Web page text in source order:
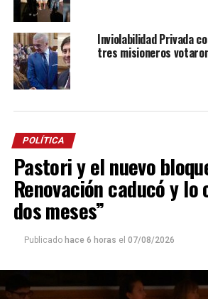
Inviolabilidad Privada
tres misioneros
POLÍTICA
Pastori y el nuevo
Renovación caducó y
dos meses”
Publicado hace 6 horas el 07/08/2026